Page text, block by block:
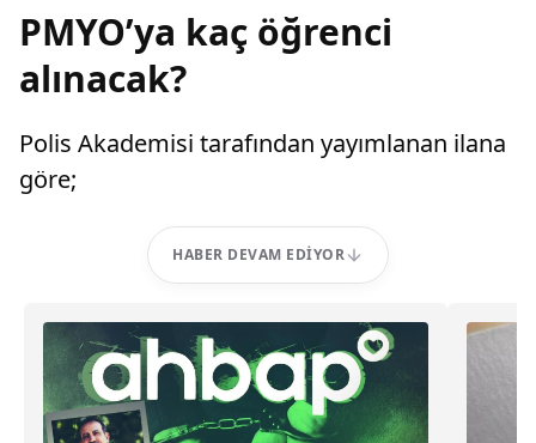
PMYO’ya kaç öğrenci
alınacak?
Polis Akademisi tarafından yayımlanan ilana
göre;
HABER DEVAM EDIYOR